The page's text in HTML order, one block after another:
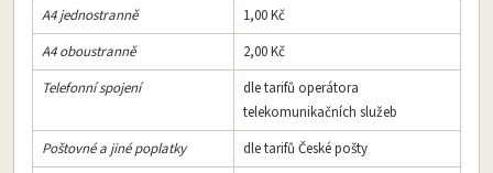
A4 jednostranně
1,00 Kč
A4 oboustranně
2,00 Kč
Telefonní spojení
dle tarifů operátora
telekomunikačních služeb
Poštovné a jiné poplatky
dle tarifů České pošty